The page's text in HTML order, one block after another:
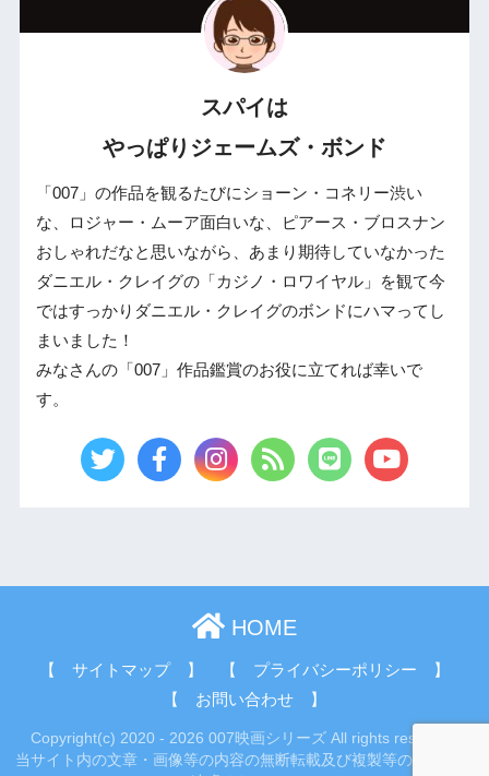
スパイは
やっぱりジェームズ・ボンド
「007」の作品を観るたびにショーン・コネリー渋い
な、ロジャー・ムーア面白いな、ピアース・ブロスナン
おしゃれだなと思いながら、あまり期待していなかった
ダニエル・クレイグの「カジノ・ロワイヤル」を観て今
ではすっかりダニエル・クレイグのボンドにハマってし
まいました！
みなさんの「007」作品鑑賞のお役に立てれば幸いで
す。
HOME
【 サイトマップ 】
【 プライバシーポリシー 】
【 お問い合わせ 】
Copyright(c) 2020 - 2026 007映画シリーズ All rights reserved.
当サイト内の文章・画像等の内容の無断転載及び複製等の行為はご